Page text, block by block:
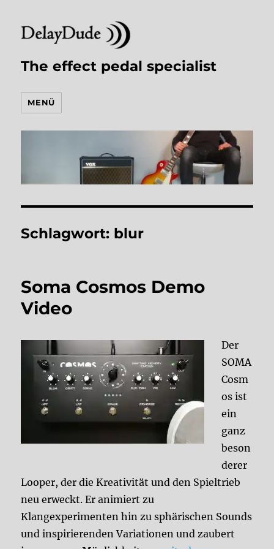
The effect pedal specialist
MENÜ
Schlagwort: blur
Soma Cosmos Demo
Video
Der
SOMA
Cosm
os ist
ein
ganz
beson
derer
Looper, der die Kreativität und den Spieltrieb
neu erweckt. Er animiert zu
Klangexperimenten hin zu sphärischen Sounds
und inspirierenden Variationen und zaubert